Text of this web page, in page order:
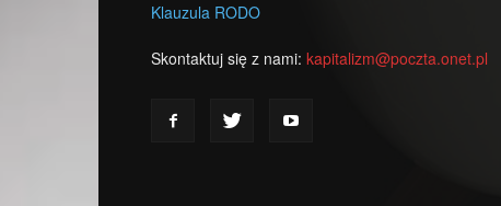
Klauzula RODO
Skontaktuj się z nami: kapitalizm@poczta.onet.pl